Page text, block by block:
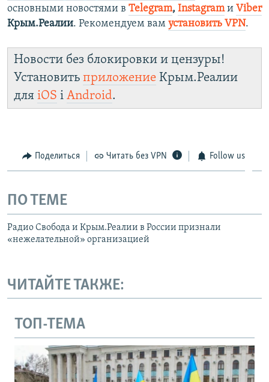
основными новостями в Telegram, Instagramи Viber
Крым.Реалии. Рекомендуем вам установить VPN.
Новости без блокировки и цензуры!
Установить приложение Крым.Реалии
для iOS і Android.
Поделиться Читать без VPN Follow us
ПО ТЕМЕ
Радио Свобода и Крым.Реалии в России признали
«нежелательной» организацией
ЧИТАЙТЕ ТАКЖЕ:
ТОП-ТЕМА